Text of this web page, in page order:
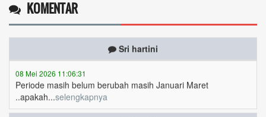
KOMENTAR
Sri hartini
Periode masih belum berubah masih Januari Maret
..apakah... selengkapnya